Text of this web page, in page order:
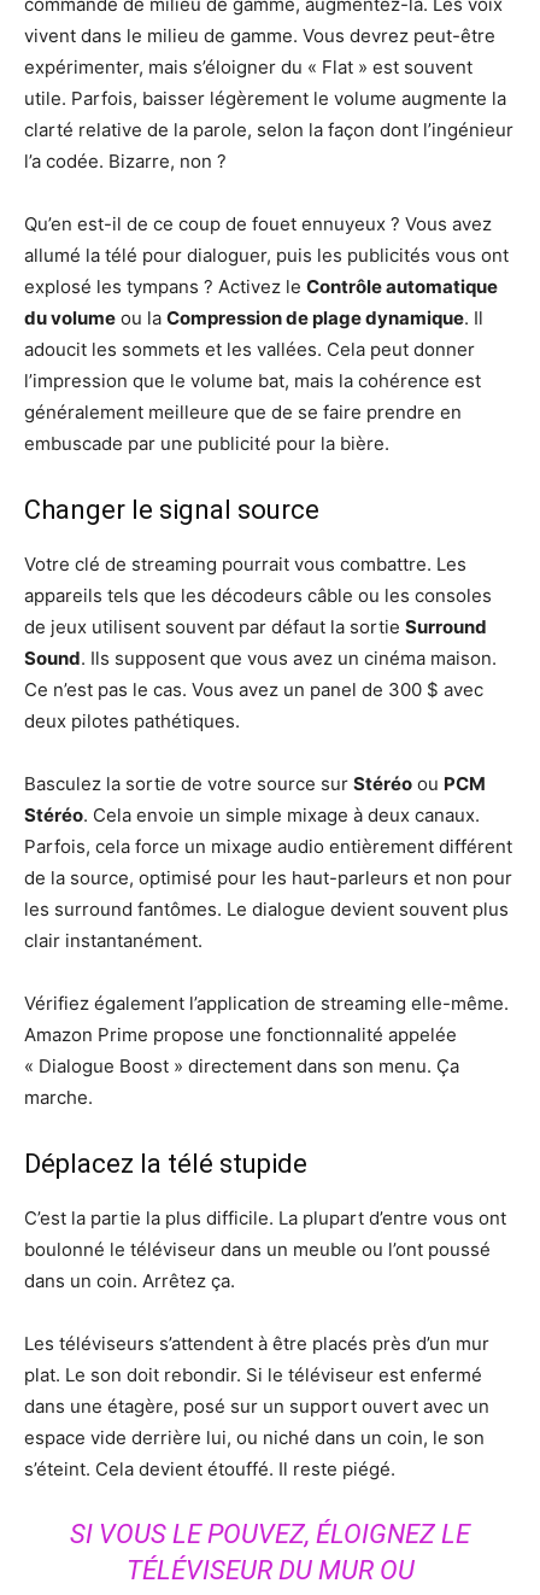
vivent dans le milieu de gamme. Vous devrez peut-être
expérimenter, mais s’éloigner du « Flat » est souvent
utile. Parfois, baisser légèrement le volume augmente la
clarté relative de la parole, selon la façon dont l’ingénieur
l’a codée. Bizarre, non ?
Qu’en est-il de ce coup de fouet ennuyeux ? Vous avez
allumé la télé pour dialoguer, puis les publicités vous ont
explosé les tympans ? Activez le Contrôle automatique
du volume ou la Compression de plage dynamique. Il
adoucit les sommets et les vallées. Cela peut donner
l’impression que le volume bat, mais la cohérence est
généralement meilleure que de se faire prendre en
embuscade par une publicité pour la bière.
Changer le signal source
Votre clé de streaming pourrait vous combattre. Les
appareils tels que les décodeurs câble ou les consoles
de jeux utilisent souvent par défaut la sortie Surround
Sound. Ils supposent que vous avez un cinéma maison.
Ce n’est pas le cas. Vous avez un panel de 300 $ avec
deux pilotes pathétiques.
Basculez la sortie de votre source sur Stéréo ou PCM
Stéréo. Cela envoie un simple mixage à deux canaux.
Parfois, cela force un mixage audio entièrement différent
de la source, optimisé pour les haut-parleurs et non pour
les surround fantômes. Le dialogue devient souvent plus
clair instantanément.
Vérifiez également l’application de streaming elle-même.
Amazon Prime propose une fonctionnalité appelée
« Dialogue Boost » directement dans son menu. Ça
marche.
Déplacez la télé stupide
C’est la partie la plus difficile. La plupart d’entre vous ont
boulonné le téléviseur dans un meuble ou l’ont poussé
dans un coin. Arrêtez ça.
Les téléviseurs s’attendent à être placés près d’un mur
plat. Le son doit rebondir. Si le téléviseur est enfermé
dans une étagère, posé sur un support ouvert avec un
espace vide derrière lui, ou niché dans un coin, le son
s’éteint. Cela devient étouffé. Il reste piégé.
SI VOUS LE POUVEZ, ÉLOIGNEZ LE
TÉLÉVISEUR DU MUR OU